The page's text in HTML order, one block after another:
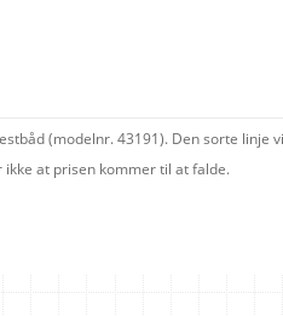
(modelnr. 43191). Den sorte
ikke at prisen kommer til at falde.